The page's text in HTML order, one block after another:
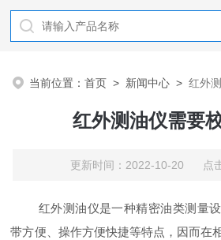
当前位置：首页 > 新闻中心 >红外
红外测油仪需要
更新时间：2022-10-20 点
红外测油仪是一种精密油类测量设
带方便、操作方便快捷等特点，因而在